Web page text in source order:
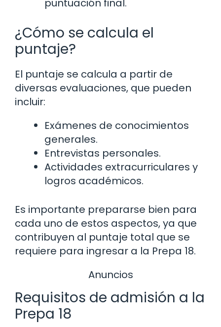
puntuación final.
¿Cómo se calcula el
puntaje?
El puntaje se calcula a partir de
diversas evaluaciones, que pueden
incluir:
Exámenes de conocimientos
generales.
Entrevistas personales.
Actividades extracurriculares y
logros académicos.
Es importante prepararse bien para
cada uno de estos aspectos, ya que
contribuyen al puntaje total que se
requiere para ingresar a la Prepa 18.
Anuncios
Requisitos de admisión a la
Prepa 18